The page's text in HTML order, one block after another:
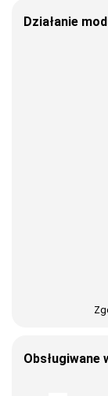
Działanie
Obsługiwane